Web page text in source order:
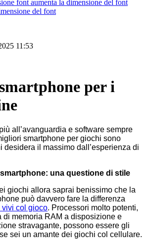
aumenta la dimensione del font
11:53
per i
all’avanguardia e software sempre
smartphone per giochi sono
desidera il massimo dall’esperienza di
una questione di stile
giochi allora saprai benissimo che la
può davvero fare la differenza
vivi col gioco. Processori molto potenti,
di memoria RAM a disposizione e
stravagante, possono essere gli
sei un amante dei giochi col cellulare.